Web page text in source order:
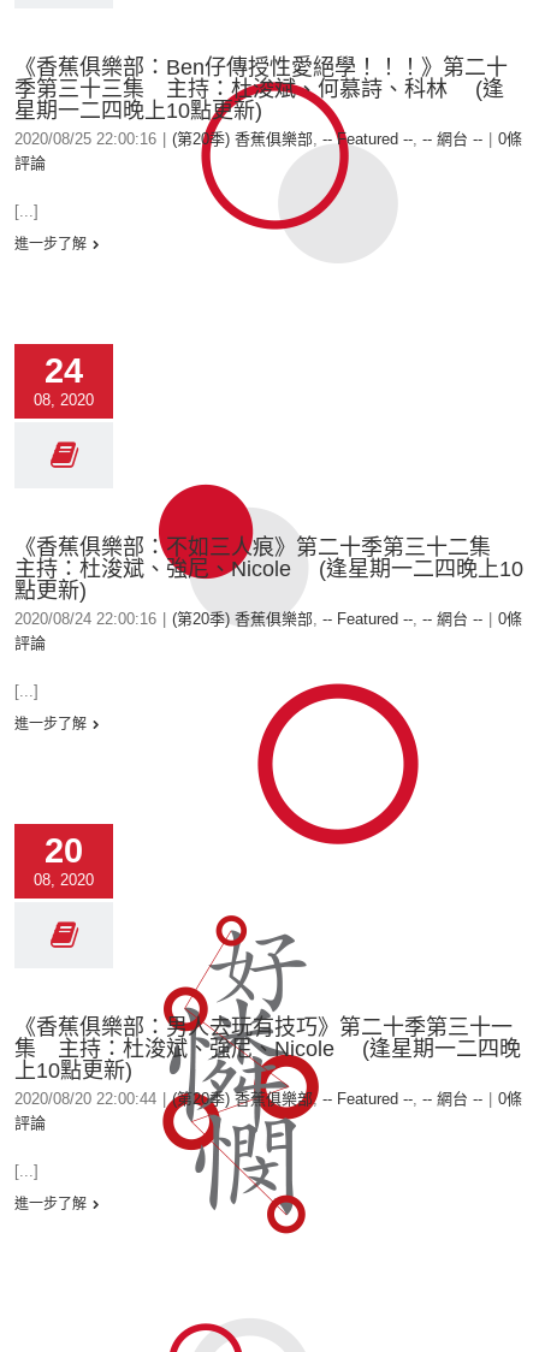
《香蕉俱樂部：Ben仔傳授性愛絕學！！！》第二十
季第三十三集 主持：杜浚斌、何慕詩、科林 (逢
星期一二四晚上10點更新)
2020/08/25 22:00:16 (第20季) 香蕉俱樂部, -- Featured --, -- 網台 --
0條
評論
[...]
進一步了解
24
08, 2020
《香蕉俱樂部：不如三人痕》第二十季第三十二集
主持：杜浚斌、強尼、Nicole (逢星期一二四晚上10
點更新)
2020/08/24 22:00:16 (第20季) 香蕉俱樂部, -- Featured --, -- 網台 --
0條
評論
[...]
進一步了解
20
08, 2020
《香蕉俱樂部：男人去玩有技巧》第二十季第三十一
集 主持：杜浚斌、強尼、Nicole (逢星期一二四晚
上10點更新)
2020/08/20 22:00:44 (第20季) 香蕉俱樂部, -- Featured --, -- 網台 --
0條
評論
[...]
進一步了解